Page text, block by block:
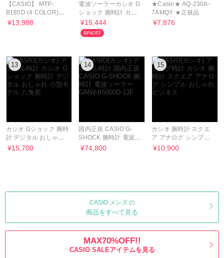
【CASIO】 MTP-
B185D (4 COLOR)
Unisex
¥13,988
電波ソーラーカシオ G
ショック 腕時計 カジ
ュアル メタリック
¥15,444
48%OFF
★Casio★ AQ-230A-
7AMQY ★正規品
¥7,876
13
カシオ Gショック 腕時
計 デジタル おしゃれ
小型モデル 八角形
¥15,700
14
国内正規 CASIO G-
SHOCK 腕時計 電波ソ
ーラー GMW-B5000D-
¥74,800
15
カシオ 腕時計 スクエ
ア アナログ シンプル
おしゃれ ビジネス
¥10,900
CASIO メンズ の
商品をすべて見る
MAX70%OFF!!
CASIO SALEアイテムを見る